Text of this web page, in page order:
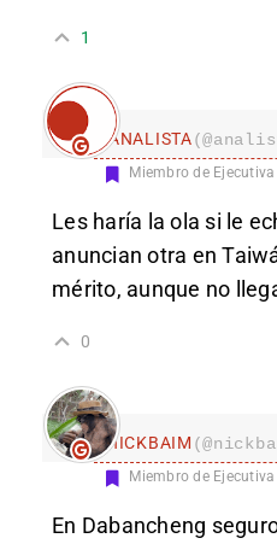
1
ANALISTA
Miembro de Ejecutiva
Les haría la ola si le
anuncian otra en
mérito, aunque no
0
nICKBAIM
Miembro de Ejecutiva
En Dabancheng